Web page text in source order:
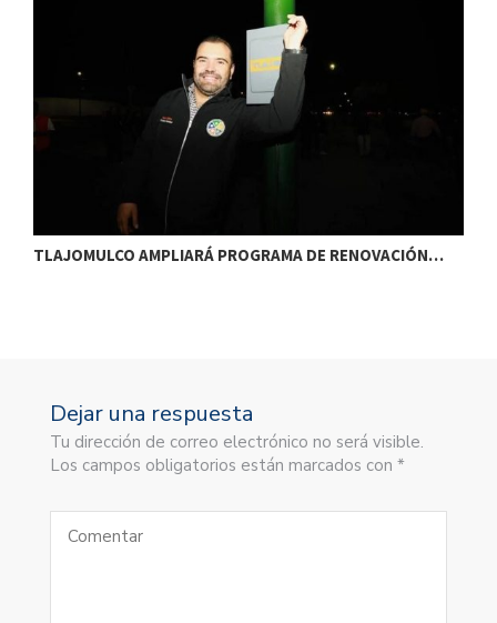
TLAJOMULCO AMPLIARÁ PROGRAMA DE RENOVACIÓN…
Dejar una respuesta
Tu dirección de correo electrónico no será visible.
Los campos obligatorios están marcados con *